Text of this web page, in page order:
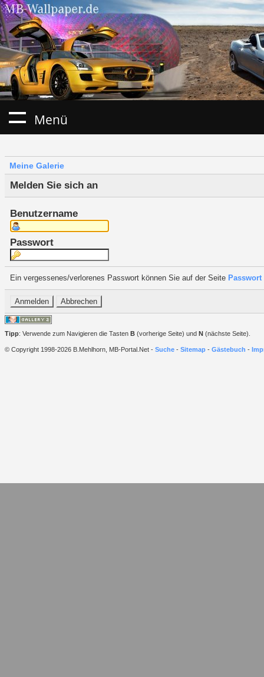
Menü
Meine Galerie
Melden Sie sich an
Benutzername
Passwort
Ein vergessenes/verlorenes Passwort können Sie auf der Seite
Tipp: Verwende zum Navigieren die Tasten B (vorherige Seite) und N (nächste Seite).
© Copyright 1998-2026 B.Mehlhorn, MB-Portal.Net - Suche - Sitemap - Gästebuch -